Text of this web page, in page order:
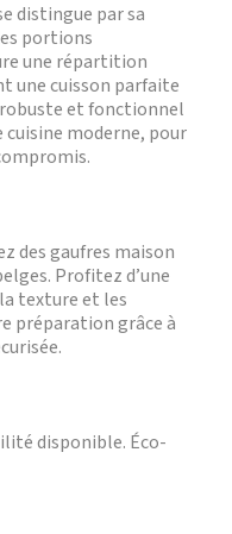
distingue par sa
portions
une répartition
une cuisson parfaite
et fonctionnel
moderne, pour
des gaufres maison
Profitez d’une
texture et les
préparation grâce à
disponible. Éco-